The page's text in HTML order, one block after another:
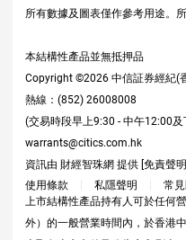
所有數據及圖表僅作參考用途。
本結構性產品並無抵押品
Copyright ©2026 中信証券經紀(
熱線：(852) 26008008
(交易時段早上9:30 - 中午12:00
warrants@citics.com.hk
資訊由 財經智珠網 提供 [免責聲明
使用條款
私隱聲明
常
上市結構性產品持有人可於任何
外）的一般營業時間內，於香港